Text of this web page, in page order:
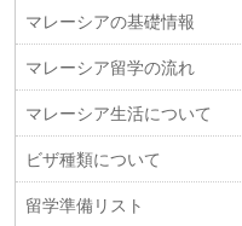
マレーシアの基礎情報
マレーシア留学の流れ
マレーシア生活について
ビザ種類について
留学準備リスト